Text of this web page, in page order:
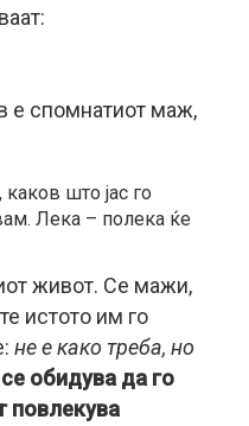
е спомнатиот маж,
што јас го
Лека – полека ќе
живот. Се мажи,
истото им го
не е како треба, но
обидува да го
повлекува